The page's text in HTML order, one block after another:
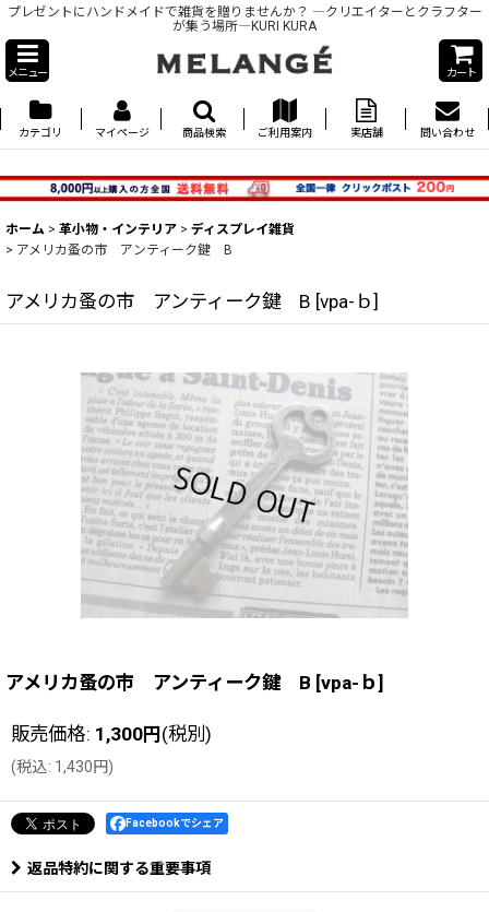
プレゼントにハンドメイドで雑貨を贈りませんか？ ―クリエイターとクラフター
が集う場所―KURI KURA
メニュー カート
カテゴリ マイページ 商品検索 ご利用案内 実店舗 問い合わせ
ホーム > 革小物・インテリア > ディスプレイ雑貨
> アメリカ蚤の市 アンティーク鍵 B
アメリカ蚤の市 アンティーク鍵 B [vpa-ｂ]
アメリカ蚤の市 アンティーク鍵 B [vpa-ｂ]
販売価格: 1,300円(税別)
(税込: 1,430円)
Facebookでシェア
返品特約に関する重要事項